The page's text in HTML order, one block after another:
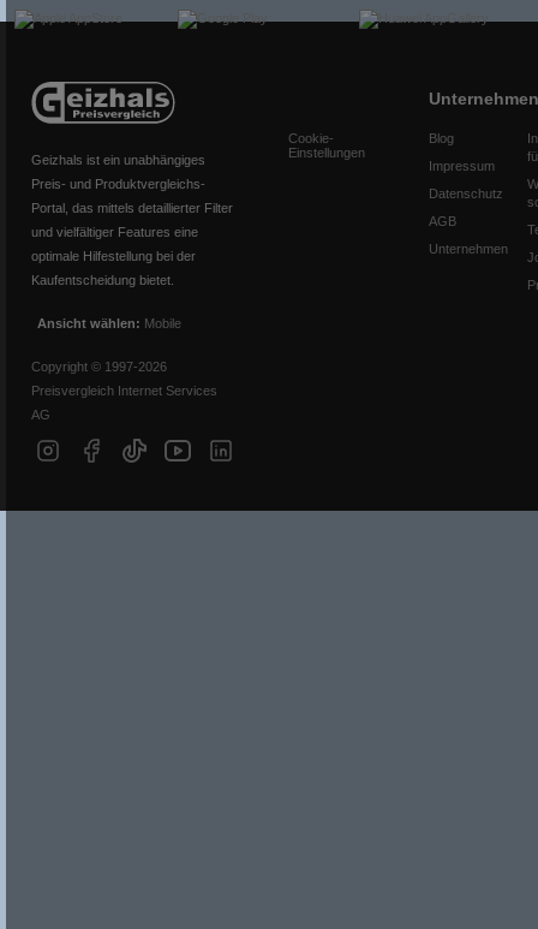
Geizhals ist ein unabhängiges
Preis- und Produktvergleichs-
Portal, das mittels detaillierter Filter
und vielfältiger Features eine
optimale Hilfestellung bei der
Kaufentscheidung bietet.
Ansicht wählen: Mobile
Copyright © 1997-2026
Preisvergleich Internet Services
AG
Cookie-
Einstellungen
Unternehmen
Blog
Impressum
Datenschutz
AGB
Unternehmen